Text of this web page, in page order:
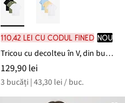
110,42 lei cu codul FINED nou
Tricou cu decolteu în V, din bumbac organic 100% (set/ 3 buc.)
129,90 lei
3 bucăți | 43,30 lei / buc.